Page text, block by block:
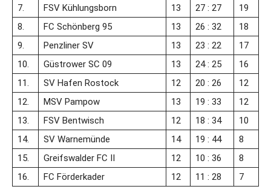
7.
FSV Kühlungsborn 13 27 : 27
19
8.
FC Schönberg 95 13 26 : 32
18
9.
Penzliner SV 13 23 : 22
17
10.
Güstrower SC 09 13 24 : 25
16
11.
SV Hafen Rostock 12 20 : 26
12
12.
MSV Pampow 13 19 : 33
12
13.
FSV Bentwisch 12 18 : 34
10
14.
SV Warnemünde 14 19 : 44
8
15.
Greifswalder FC II 12 10 : 36
8
16.
FC Förderkader 12 11 : 28 7